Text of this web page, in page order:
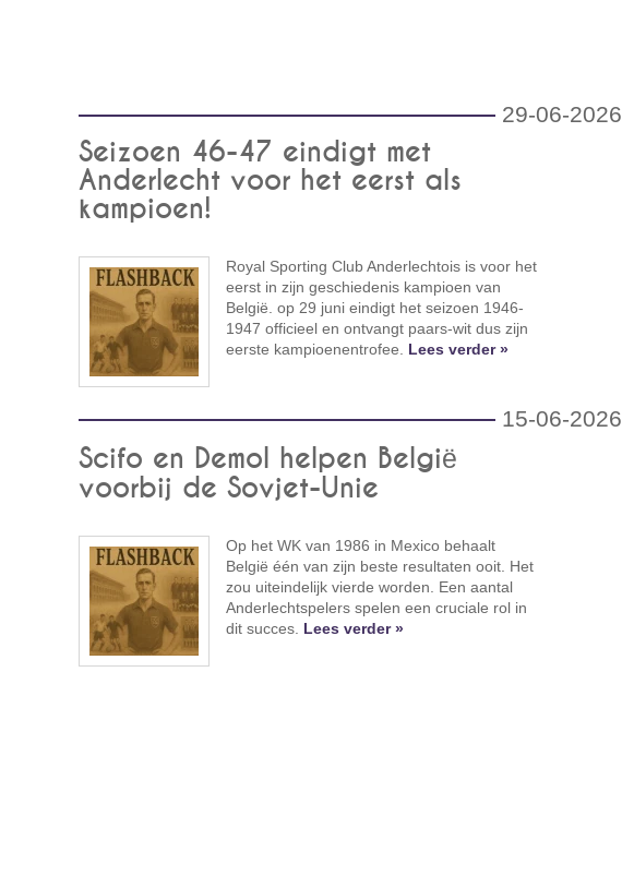
29-06-2026
Seizoen 46-47 eindigt met
Anderlecht voor het eerst als
kampioen!
Royal Sporting Club Anderlechtois is voor het
eerst in zijn geschiedenis kampioen van
België. op 29 juni eindigt het seizoen 1946-
1947 officieel en ontvangt paars-wit dus zijn
eerste kampioenentrofee. Lees verder »
15-06-2026
Scifo en Demol helpen België
voorbij de Sovjet-Unie
Op het WK van 1986 in Mexico behaalt
België één van zijn beste resultaten ooit. Het
zou uiteindelijk vierde worden. Een aantal
Anderlechtspelers spelen een cruciale rol in
dit succes. Lees verder »